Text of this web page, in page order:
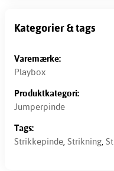
Kategorier & tags
Varemærke:
Playbox
Produktkategori:
Jumperpinde
Tags:
Strikkepinde, Strikning,